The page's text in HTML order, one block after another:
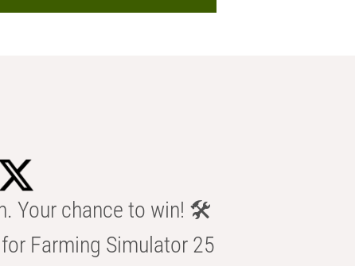
Your chance to win! 🛠️
Farming Simulator 25